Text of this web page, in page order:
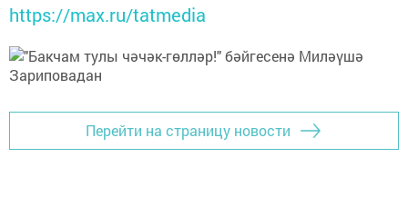
https://max.ru/tatmedia
Перейти на страницу новости